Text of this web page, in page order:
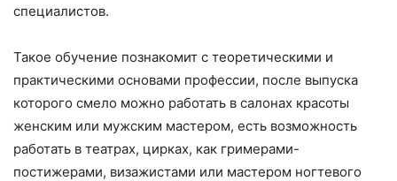
специалистов.
Такое обучение познакомит с теоретическими и
практическими основами профессии, после выпуска
которого смело можно работать в салонах красоты
женским или мужским мастером, есть возможность
работать в театрах, цирках, как гримерами-
постижерами, визажистами или мастером ногтевого